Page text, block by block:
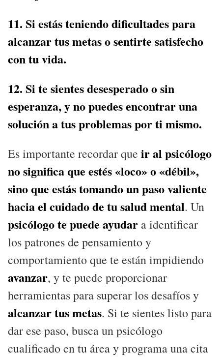
11. Si estás teniendo dificultades para
alcanzar tus metas o sentirte satisfecho
con tu vida.
12. Si te sientes desesperado o sin
esperanza, y no puedes encontrar una
solución a tus problemas por ti mismo.
Es importante recordar que ir al psicólogo
no significa que estés «loco» o «débil»,
sino que estás tomando un paso valiente
hacia el cuidado de tu salud mental. Un
psicólogo te puede ayudar a identificar
los patrones de pensamiento y
comportamiento que te están impidiendo
avanzar, y te puede proporcionar
herramientas para superar los desafíos y
alcanzar tus metas. Si te sientes listo para
dar ese paso, busca un psicólogo
cualificado en tu área y programa una cita